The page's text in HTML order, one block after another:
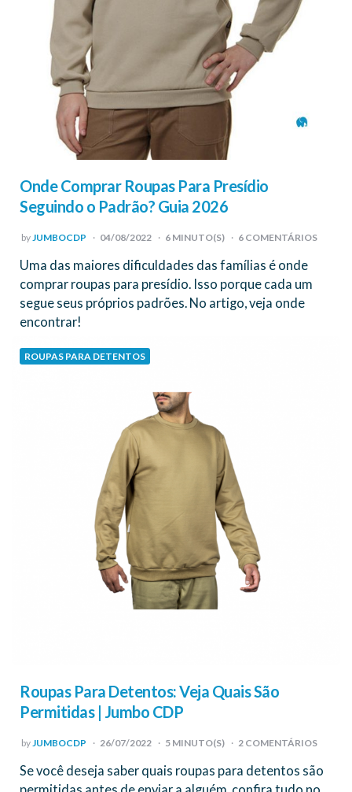
Onde Comprar Roupas Para Presídio
Seguindo o Padrão? Guia 2026
POSTED
BY
byJUMBOCDP 04/08/2022 6 MINUTO(S) 6 COMENTÁRIOS
Uma das maiores dificuldades das famílias é onde
comprar roupas para presídio. Isso porque cada um
segue seus próprios padrões. No artigo, veja onde
encontrar!
ROUPAS PARA DETENTOS
Roupas Para Detentos: Veja Quais São
Permitidas | Jumbo CDP
POSTED
BY
byJUMBOCDP 26/07/2022 5 MINUTO(S) 2 COMENTÁRIOS
Se você deseja saber quais roupas para detentos são